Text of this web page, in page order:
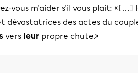
vous m'aider s'il vous plait: «[…]
dévastatrices des actes du
vers leur propre chute.»